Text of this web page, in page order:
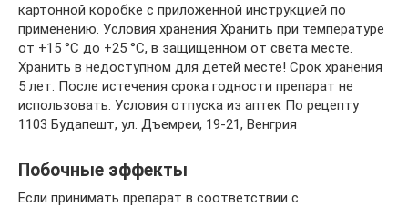
картонной коробке с приложенной инструкцией по
применению. Условия хранения Хранить при температуре
от +15 °C до +25 °C, в защищенном от света месте.
Хранить в недоступном для детей месте! Срок хранения
5 лет. После истечения срока годности препарат не
использовать. Условия отпуска из аптек По рецепту
1103 Будапешт, ул. Дъемреи, 19-21, Венгрия
Побочные эффекты
Если принимать препарат в соответствии с